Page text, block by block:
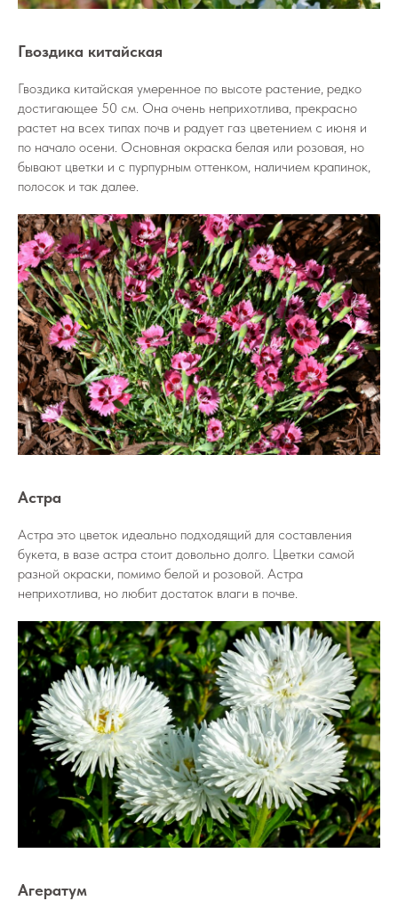
Гвоздика китайская
Гвоздика китайская умеренное по высоте растение, редко
достигающее 50 см. Она очень неприхотлива, прекрасно
растет на всех типах почв и радует газ цветением с июня и
по начало осени. Основная окраска белая или розовая, но
бывают цветки и с пурпурным оттенком, наличием крапинок,
полосок и так далее.
Астра
Астра это цветок идеально подходящий для составления
букета, в вазе астра стоит довольно долго. Цветки самой
разной окраски, помимо белой и розовой. Астра
неприхотлива, но любит достаток влаги в почве.
Агератум